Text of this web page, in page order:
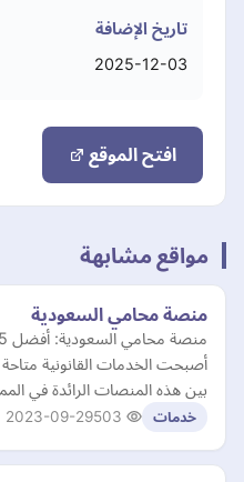
تاريخ الإضافة
2025-12-03
افتح الموقع
مواقع مشابهة
منصة محامي السعودية
أصبحت الخدمات القانونية
بين هذه المنصات الرائدة في
خدمات 2023-09-29